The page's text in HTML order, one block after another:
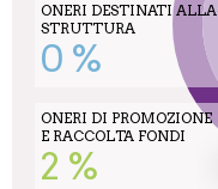
ONERI DESTINATI ALLA
STRUTTURA
0 %
ONERI DI PROMOZIONE
E RACCOLTA FONDI
2 %